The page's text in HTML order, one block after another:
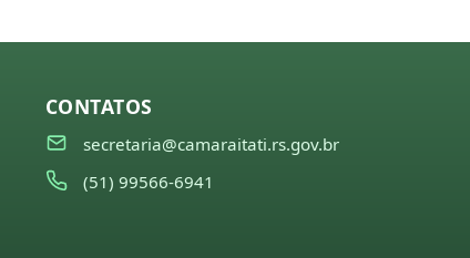
CONTATOS
secretaria@camaraitati.rs.gov.br
(51) 99566-6941